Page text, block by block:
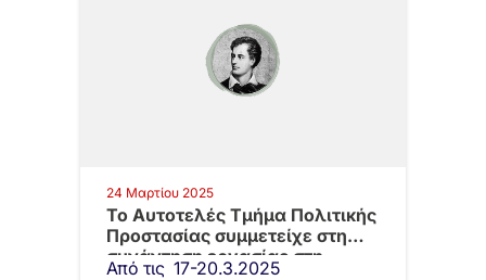
24 Μαρτίου 2025
Το Αυτοτελές Τμήμα Πολιτικής
Προστασίας συμμετείχε στη
συνάντηση εργασίας στη…
Από τις 17-20.3.2025